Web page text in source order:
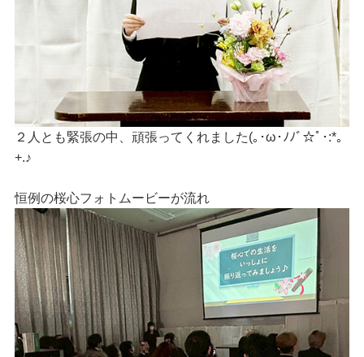
２人とも緊張の中、頑張ってくれました(｡･ω･ﾉﾉﾞ☆ﾟ･:*｡
+.♪
恒例の桜心フォトムービーが流れ